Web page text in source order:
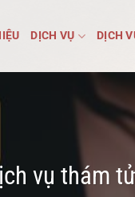
DỊCH VỤ DỊCH
vụ thám